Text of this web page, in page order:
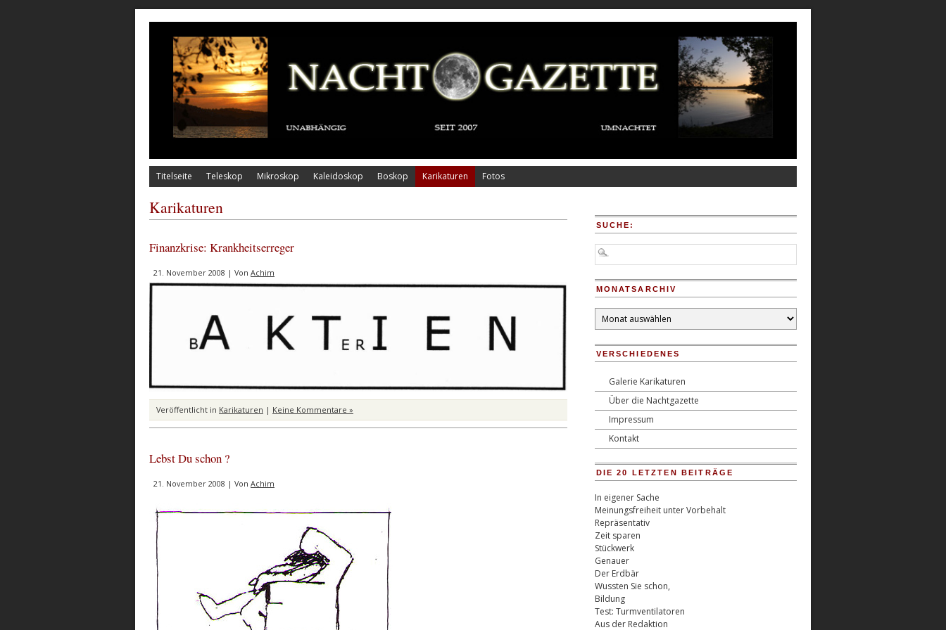
Titelseite Teleskop Mikroskop Kaleidoskop Boskop Karikaturen Fotos
Karikaturen
Finanzkrise: Krankheitserreger
21. November 2008 | Von Achim
Veröffentlicht in Karikaturen | Keine Kommentare »
Lebst Du schon ?
21. November 2008 | Von Achim
SUCHE:
MONATSARCHIV
Monatsarchiv
VERSCHIEDENES
Galerie Karikaturen
Über die Nachtgazette
Impressum
Kontakt
DIE 20 LETZTEN BEITRÄGE
In eigener Sache
Meinungsfreiheit unter Vorbehalt
Repräsentativ
Zeit sparen
Stückwerk
Genauer
Der Erdbär
Wussten Sie schon,
Bildung
Test: Turmventilatoren
Aus der Redaktion